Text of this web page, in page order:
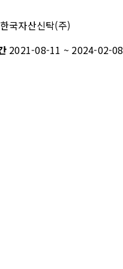
한국자산신탁(주)
2021-08-11 ~ 2024-02-08